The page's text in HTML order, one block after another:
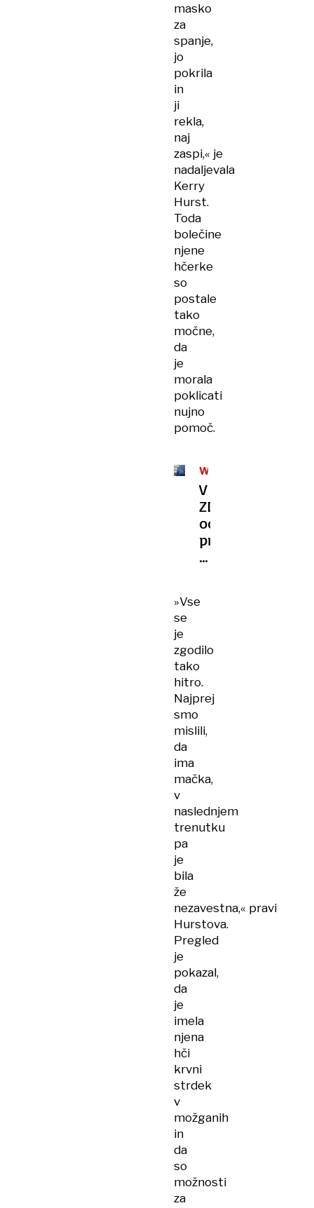
masko
za
spanje,
jo
pokrila
in
ji
rekla,
naj
zaspi,« je
nadaljevala
Kerry
Hurst.
Toda
bolečine
njene
hčerke
so
postale
tako
močne,
da
je
morala
poklicati
nujno
pomoč.
WEGOVY
V
ZDA
odobrili
prvo
zdravilo
v
»Vse
se
je
zgodilo
tako
hitro.
Najprej
smo
mislili,
da
ima
mačka,
v
naslednjem
trenutku
pa
je
bila
že
nezavestna,« pravi
Hurstova.
Pregled
je
pokazal,
da
je
imela
njena
hči
krvni
strdek
v
možganih
in
da
so
možnosti
za